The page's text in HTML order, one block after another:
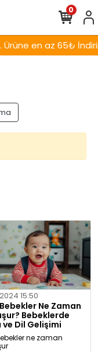
Ürüne en az 65₺ İndirim!
0
15:50
Ne Zaman
Bebeklerde
ve Dil Gelişimi
ne zaman